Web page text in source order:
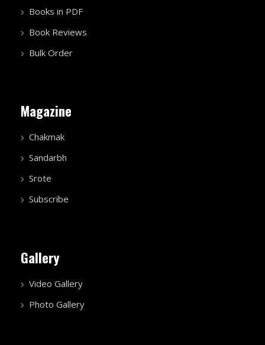
Books in PDF
Book Reviews
Bulk Order
Magazine
Chakmak
Sandarbh
Srote
Subscribe
Gallery
Video Gallery
Photo Gallery